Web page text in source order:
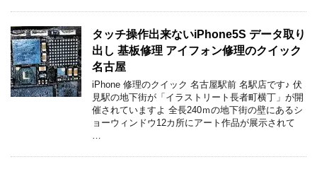
タッチ操作出来ないiPhone5S データ取り
出し 基板修理 アイフォン修理のクイック
名古屋
iPhone 修理のクイック 名古屋駅前 名駅店です♪ 伏
見駅の地下街が「イラストリート長者町横丁」が開
催されていますよ 全長240ｍの地下街の壁にあるシ
ョーウィンドウ12カ所にアート作品が展示されて